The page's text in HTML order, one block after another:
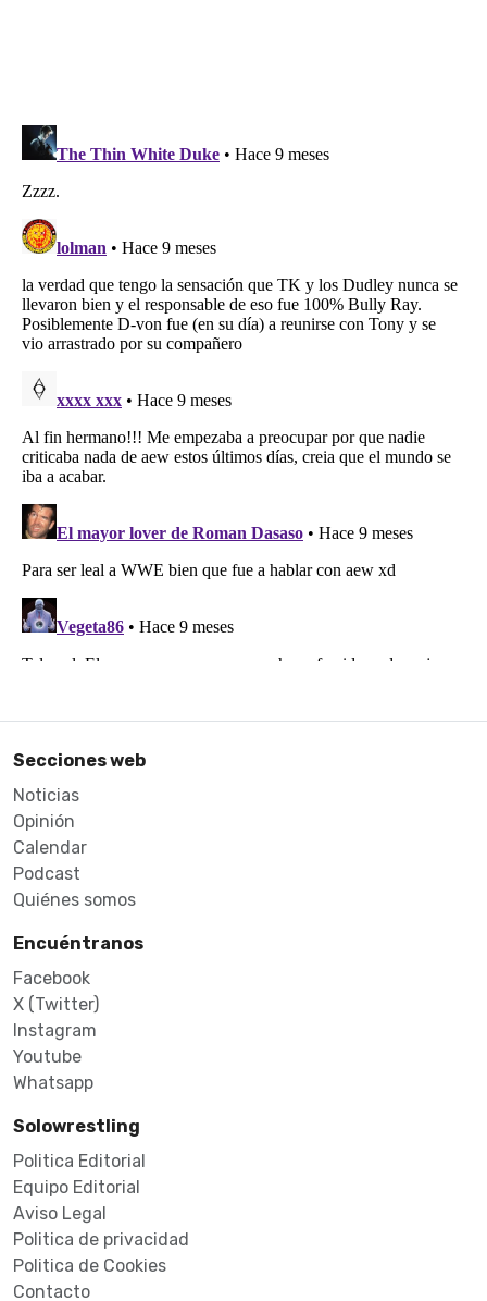
Secciones web
Noticias
Opinión
Calendar
Podcast
Quiénes somos
Encuéntranos
Facebook
X (Twitter)
Instagram
Youtube
Whatsapp
Solowrestling
Politica Editorial
Equipo Editorial
Aviso Legal
Politica de privacidad
Politica de Cookies
Contacto